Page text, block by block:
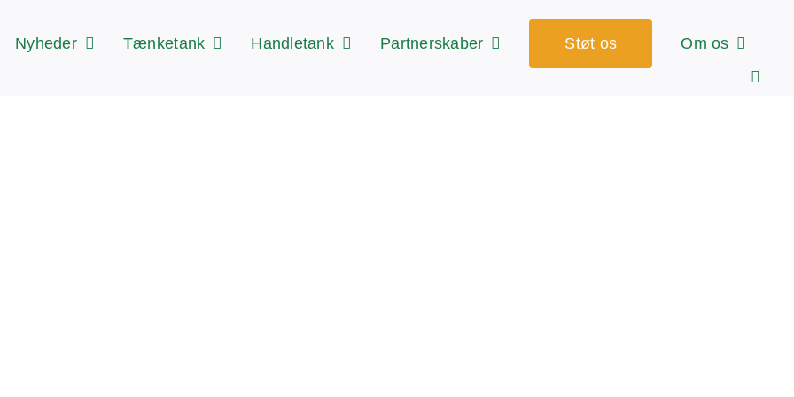
Nyheder Tænketank Handletank Partnerskaber Støt os Om os